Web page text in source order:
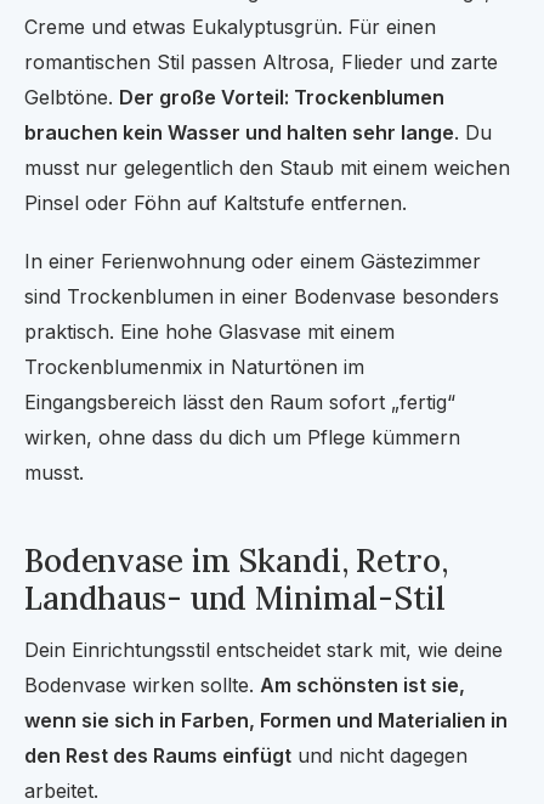
Creme und etwas Eukalyptusgrün. Für einen
romantischen Stil passen Altrosa, Flieder und zarte
Gelbtöne. Der große Vorteil: Trockenblumen
brauchen kein Wasser und halten sehr lange. Du
musst nur gelegentlich den Staub mit einem weichen
Pinsel oder Föhn auf Kaltstufe entfernen.
In einer Ferienwohnung oder einem Gästezimmer
sind Trockenblumen in einer Bodenvase besonders
praktisch. Eine hohe Glasvase mit einem
Trockenblumenmix in Naturtönen im
Eingangsbereich lässt den Raum sofort „fertig“
wirken, ohne dass du dich um Pflege kümmern
musst.
Bodenvase im Skandi, Retro,
Landhaus- und Minimal-Stil
Dein Einrichtungsstil entscheidet stark mit, wie deine
Bodenvase wirken sollte. Am schönsten ist sie,
wenn sie sich in Farben, Formen und Materialien in
den Rest des Raums einfügt und nicht dagegen
arbeitet.